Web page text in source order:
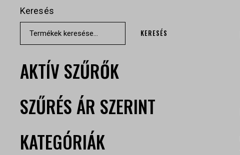
Keresés
KERESÉS
AKTÍV SZŰRŐK
SZŰRÉS ÁR SZERINT
KATEGÓRIÁK